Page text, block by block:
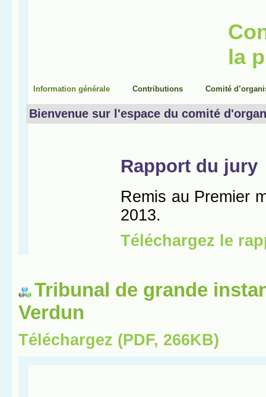
Tribunal de grande
Verdun
Téléchargez (PDF, 266KB)